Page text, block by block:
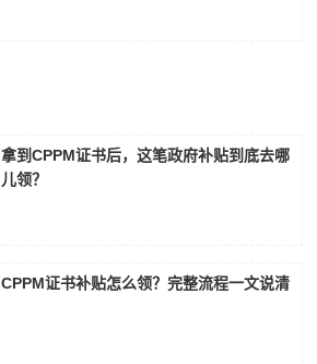
拿到CPPM证书后，这笔政府补贴到底去哪
儿领？
CPPM证书补贴怎么领？完整流程一文说清